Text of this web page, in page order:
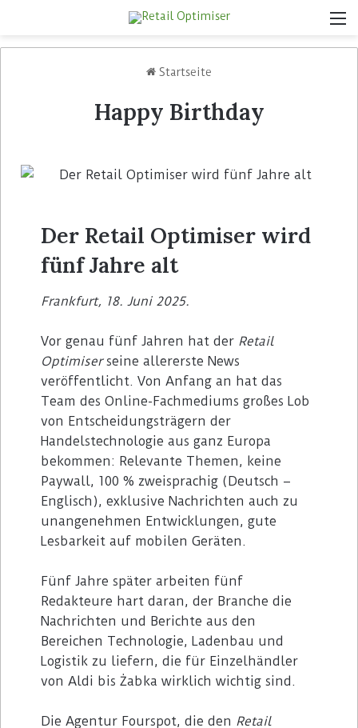
Startseite
Happy Birthday
Der Retail Optimiser wird
fünf Jahre alt
Frankfurt, 18. Juni 2025.
Vor genau fünf Jahren hat der Retail
Optimiserseine allererste News
veröffentlicht. Von Anfang an hat das
Team des Online-Fachmediums großes Lob
von Entscheidungsträgern der
Handelstechnologie aus ganz Europa
bekommen: Relevante Themen, keine
Paywall, 100 % zweisprachig (Deutsch –
Englisch), exklusive Nachrichten auch zu
unangenehmen Entwicklungen, gute
Lesbarkeit auf mobilen Geräten.
Fünf Jahre später arbeiten fünf
Redakteure hart daran, der Branche die
Nachrichten und Berichte aus den
Bereichen Technologie, Ladenbau und
Logistik zu liefern, die für Einzelhändler
von Aldi bis Żabka wirklich wichtig sind.
Die Agentur Fourspot, die den Retail